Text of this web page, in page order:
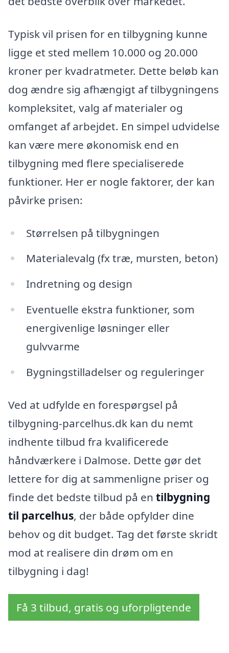
Typisk vil prisen for en tilbygning kunne
ligge et sted mellem 10.000 og 20.000
kroner per kvadratmeter. Dette beløb kan
dog ændre sig afhængigt af tilbygningens
kompleksitet, valg af materialer og
omfanget af arbejdet. En simpel udvidelse
kan være mere økonomisk end en
tilbygning med flere specialiserede
funktioner. Her er nogle faktorer, der kan
påvirke prisen:
Størrelsen på tilbygningen
Materialevalg (fx træ, mursten, beton)
Indretning og design
Eventuelle ekstra funktioner, som
energivenlige løsninger eller
gulvvarme
Bygningstilladelser og reguleringer
Ved at udfylde en forespørgsel på
tilbygning-parcelhus.dk kan du nemt
indhente tilbud fra kvalificerede
håndværkere i Dalmose. Dette gør det
lettere for dig at sammenligne priser og
finde det bedste tilbud på en tilbygning
til parcelhus, der både opfylder dine
behov og dit budget. Tag det første skridt
mod at realisere din drøm om en
tilbygning i dag!
Få 3 tilbud, gratis og uforpligtende